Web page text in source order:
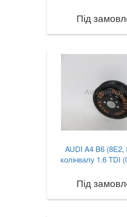
Під
AUDI A4 B6 (8E2,
колінвалу 1.6 TDI
Під